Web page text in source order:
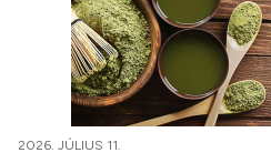
2026. JÚLIUS 11.